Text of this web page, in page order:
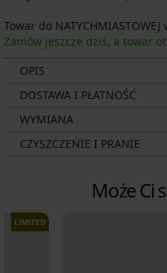
Towar do NATYCHMIASTOWEJ
Zamów jeszcze dziś, a towar
OPIS
DOSTAWA I PŁATNOŚĆ
WYMIANA
CZYSZCZENIE I PRANIE
Może Ci
LIMITED